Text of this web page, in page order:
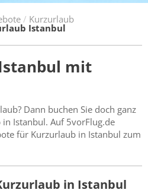
Kurzurlaub
Istanbul
mit
Dann buchen Sie doch ganz
Istanbul. Auf 5vorFlug.de
für Kurzurlaub in Istanbul zum
in Istanbul